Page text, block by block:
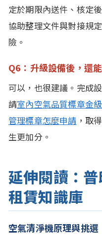
定於期限內送件、核定
協助整理文件與對接規
險。
Q6：升級設備後，還
可以，也很建議。完成
請室內空氣品質標章金級
管理標章怎麼申請 ，取
生更加分。
延伸閱讀：
租賃知識庫
空氣清淨機原理與挑選